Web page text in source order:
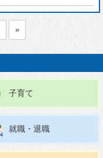
»
子育て
就職・退職